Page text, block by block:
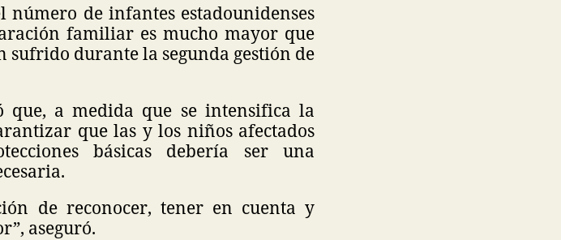
número de infantes estadounidenses
familiar es mucho mayor que
sufrido durante la segunda gestión de
a medida que se intensifica la
que las y los niños afectados
básicas debería ser una
de reconocer, tener en cuenta y
aseguró.